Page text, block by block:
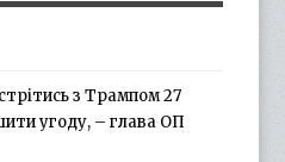
з Трампом 27
угоду, – глава ОП